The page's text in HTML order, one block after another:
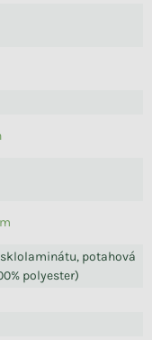
potahová
polyester)